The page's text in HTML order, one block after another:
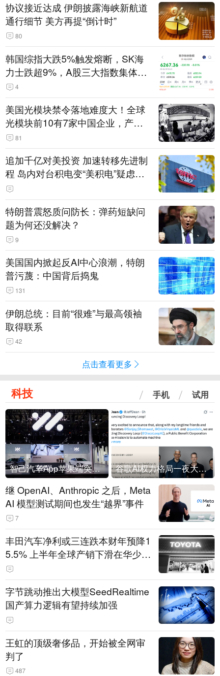
协议接近达成 伊朗披露海峡新航道
通行细节 美方再提“倒计时”
80
韩国综指大跌5%触发熔断，SK海
力士跌超9%，A股三大指数集体低
开 4
美国光模块禁令落地难度大！全球
光模块前10有7家中国企业，产业
界人士：想“脱钩”并不容易
81
追加千亿对美投资 加速转移先进制
程 岛内对台积电变“美积电”疑虑担
忧加剧
特朗普震怒质问防长：弹药短缺问
题为何还没解决？
9
美国国内掀起反AI中心浪潮，特朗
普污蔑：中国背后捣鬼
131
伊朗总统：目前“很难”与最高领袖
取得联系
42
点击查看更多
科技 手机 试用
智己汽车App苹果端突然“下架” 谷歌AI权力格局一夜大洗牌
继 OpenAI、Anthropic 之后，Meta
AI 模型测试期间也发生“越界”事件
7
丰田汽车净利或三连跌本财年预降1
5.5% 上半年全球产销下滑在华少卖
14.3万辆
字节跳动推出大模型SeedRealtime
国产算力逻辑有望持续加强
王虹的顶级奢侈品，开始被全网审
判了
487